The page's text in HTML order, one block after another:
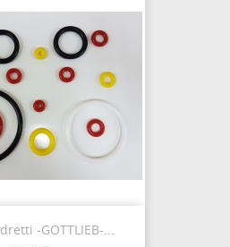
-GOTTLIEB-...